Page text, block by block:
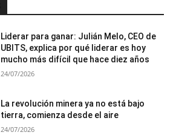
Liderar para ganar: Julián Melo, CEO de
UBITS, explica por qué liderar es hoy
mucho más difícil que hace diez años
24/07/2026
La revolución minera ya no está bajo
tierra, comienza desde el aire
24/07/2026